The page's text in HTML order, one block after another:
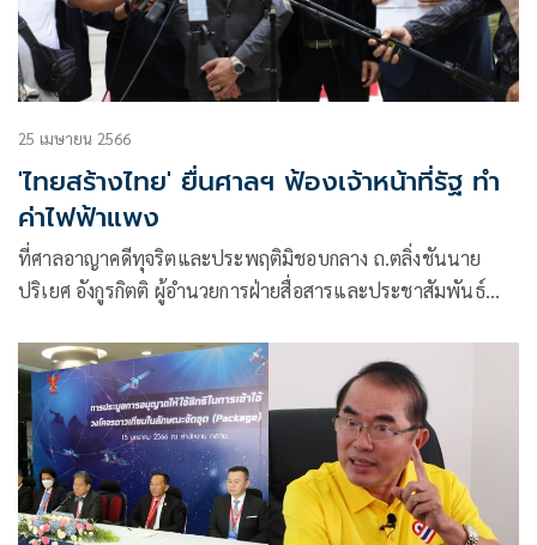
25 เมษายน 2566
'ไทยสร้างไทย' ยื่นศาลฯ ฟ้องเจ้าหน้าที่รัฐ ทำ
ค่าไฟฟ้าแพง
ที่ศาลอาญาคดีทุจริตและประพฤติมิชอบกลาง ถ.ตลิ่งชันนาย
ปริเยศ อังกูรกิตติ ผู้อำนวยการฝ่ายสื่อสารและประชาสัมพันธ์